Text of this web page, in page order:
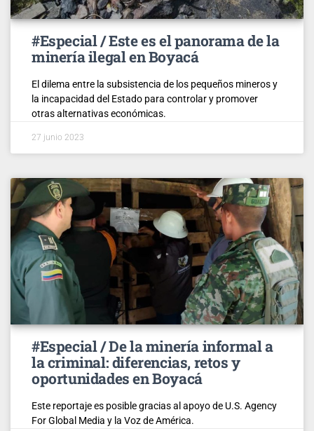
#Especial / Este es el panorama de la
minería ilegal en Boyacá
El dilema entre la subsistencia de los pequeños mineros y
la incapacidad del Estado para controlar y promover
otras alternativas económicas.
27 junio 2023
#Especial / De la minería informal a
la criminal: diferencias, retos y
oportunidades en Boyacá
Este reportaje es posible gracias al apoyo de U.S. Agency
For Global Media y la Voz de América.